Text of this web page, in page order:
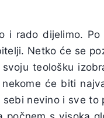
rado dijelimo. Po
Netko će se
teološku
će biti
nevino i sve to